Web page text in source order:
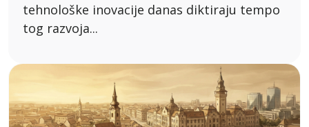
tehnološke inovacije danas diktiraju tempo
tog razvoja...